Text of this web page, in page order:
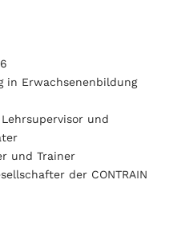
in Erwachsenenbildung
und
und Trainer
der CONTRAIN